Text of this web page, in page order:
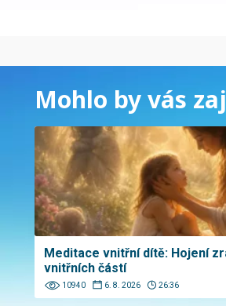
Mohlo by vás
Meditace vnitřní dítě: Hojení
vnitřních částí
10940 6. 8. 2026 26:36